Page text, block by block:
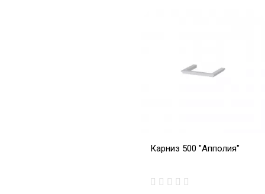
Карниз 500 "Апполия"